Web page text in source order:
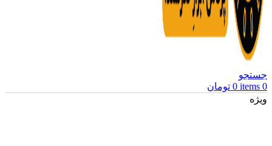
جستجو
0
items
0 تومان
ویژه